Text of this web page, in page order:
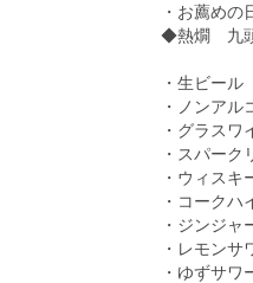
・お薦めの
◆熱燗 九
・生ビール
・ノンアル
・グラス
・スパーク
・ウィスキ
・コークハ
・ジンジャ
・レモンサ
・ゆずサワ